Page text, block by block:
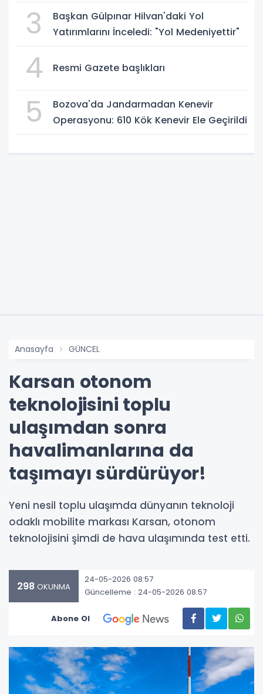
3
Başkan Gülpınar Hilvan'daki Yol
Yatırımlarını İnceledi: "Yol Medeniyettir"
4 Resmi Gazete başlıkları
5
Bozova'da Jandarmadan Kenevir
Operasyonu: 610 Kök Kenevir Ele Geçirildi
Anasayfa GÜNCEL
Karsan otonom
teknolojisini toplu
ulaşımdan sonra
havalimanlarına da
taşımayı sürdürüyor!
Yeni nesil toplu ulaşımda dünyanın teknoloji
odaklı mobilite markası Karsan, otonom
teknolojisini şimdi de hava ulaşımında test etti.
298 OKUNMA
24-05-2026 08:57
Güncelleme : 24-05-2026 08:57
Abone Ol